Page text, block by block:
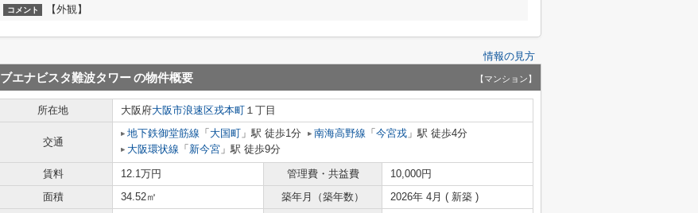
コメント 【外観】
情報の見方
ブエナビスタ難波タワーの物件概要 【マンション】
所在地 大阪府大阪市浪速区戎本町 １丁目
交通
地下鉄御堂筋線 「 大国町 」駅 徒歩1分 南海高野線 「 今宮戎 」駅 徒歩4分
大阪環状線 「 新今宮 」駅 徒歩9分
賃料 12.1万円 管理費・共益費
10,000円
面積
34.52㎡ 築年月（築年数） 2026年 4月 ( 新築 )